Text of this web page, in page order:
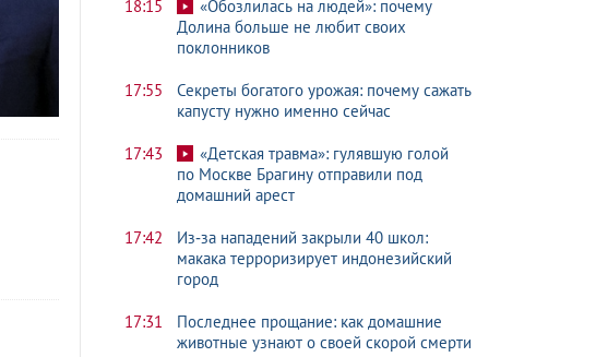
18:15
«Обозлилась на людей»: почему
Долина больше не любит своих
поклонников
17:55
Секреты богатого урожая: почему сажать
капусту нужно именно сейчас
17:43
«Детская травма»: гулявшую голой
по Москве Брагину отправили под
домашний арест
17:42
Из‑за нападений закрыли 40 школ:
макака терроризирует индонезийский
город
17:31
Последнее прощание: как домашние
животные узнают о своей скорой смерти